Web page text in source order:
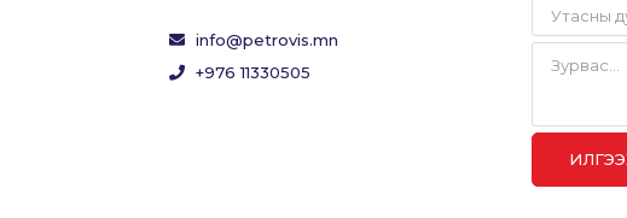
info@petrovis.mn
+976 11330505